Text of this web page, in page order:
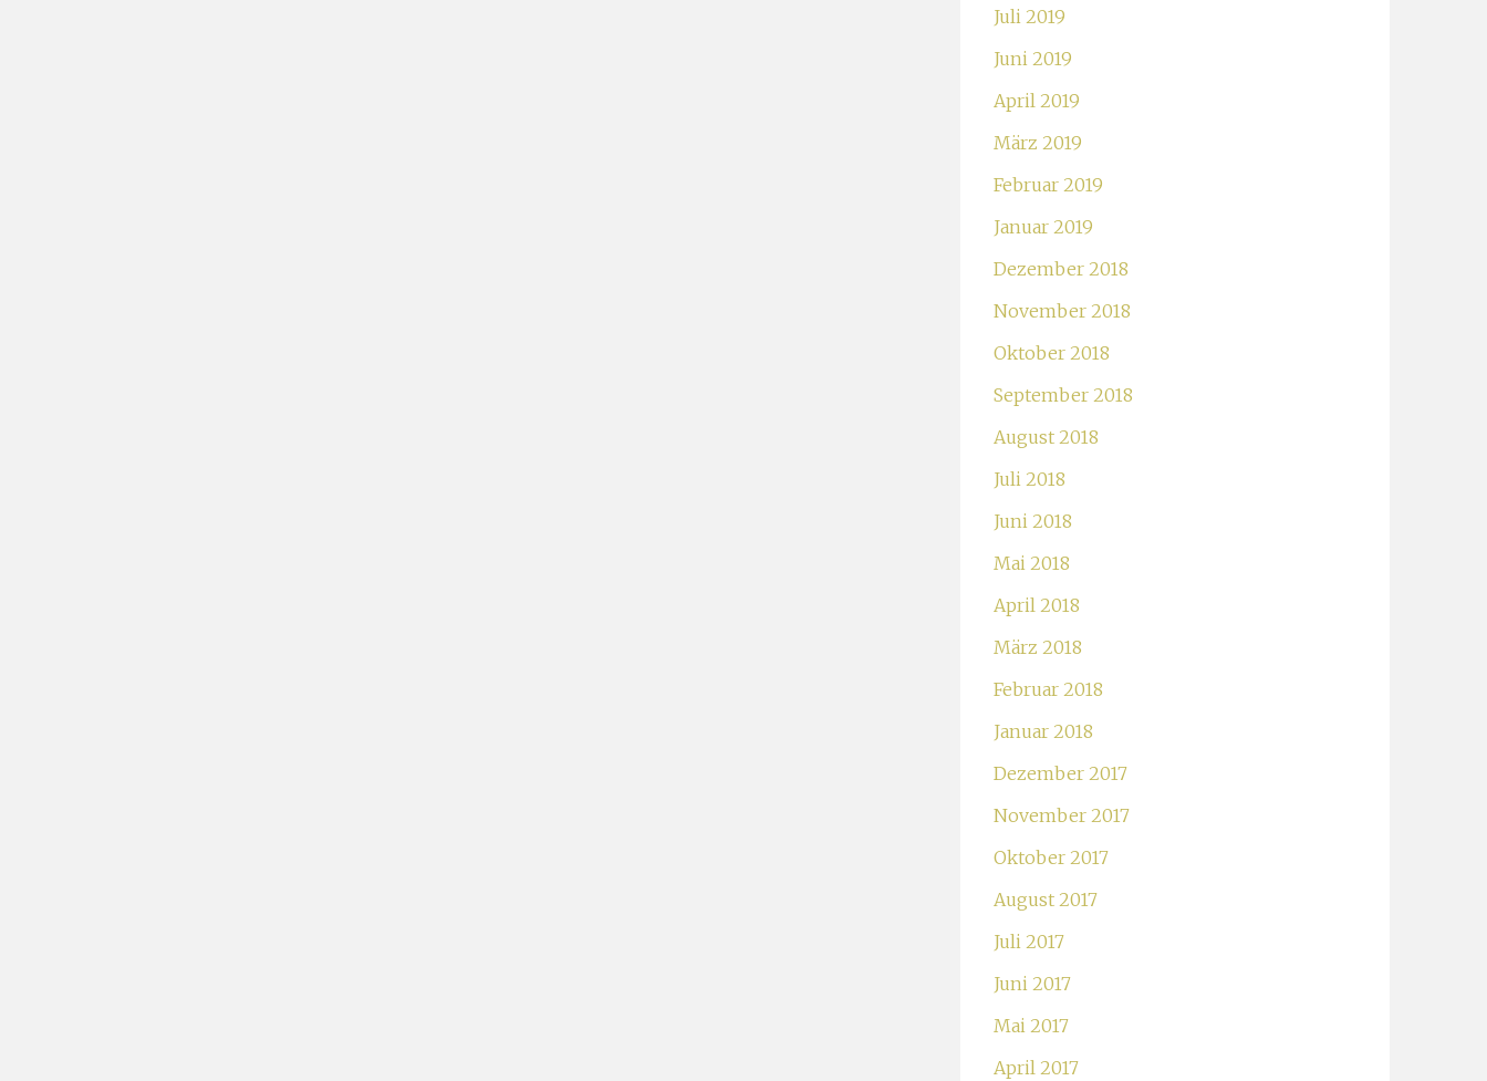
Juli 2019
Juni 2019
April 2019
März 2019
Februar 2019
Januar 2019
Dezember 2018
November 2018
Oktober 2018
September 2018
August 2018
Juli 2018
Juni 2018
Mai 2018
April 2018
März 2018
Februar 2018
Januar 2018
Dezember 2017
November 2017
Oktober 2017
August 2017
Juli 2017
Juni 2017
Mai 2017
April 2017